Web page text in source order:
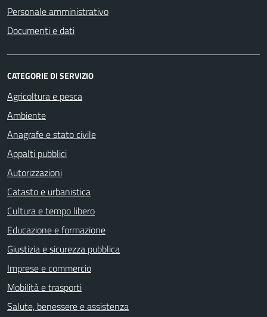
Personale amministrativo
Documenti e dati
CATEGORIE DI SERVIZIO
Agricoltura e pesca
Ambiente
Anagrafe e stato civile
Appalti pubblici
Autorizzazioni
Catasto e urbanistica
Cultura e tempo libero
Educazione e formazione
Giustizia e sicurezza pubblica
Imprese e commercio
Mobilità e trasporti
Salute, benessere e assistenza